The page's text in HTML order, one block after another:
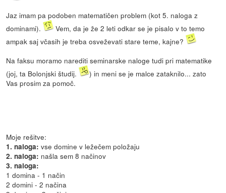
Jaz imam pa podoben matematičen problem (kot 5. naloga z
dominami).
Vem, da je že 2 leti odkar se je pisalo v to temo
ampak saj včasih je treba osveževati stare teme, kajne?
Na faksu moramo narediti seminarske naloge tudi pri matematike
(joj, ta Bolonjski študij.
) in meni se je malce zataknilo... zato
Vas prosim za pomoč.
Moje rešitve:
1. naloga:vse domine v ležečem položaju
2. naloga: našla sem 8 načinov
3. naloga:
1 domina - 1 način
2 domini - 2 načina